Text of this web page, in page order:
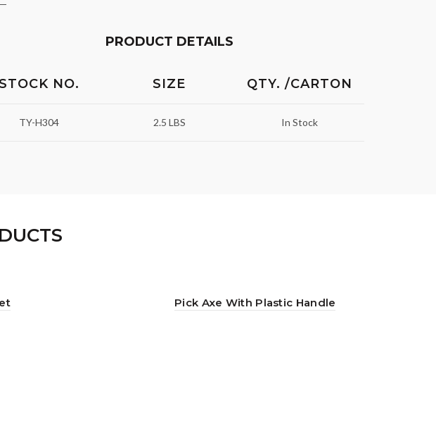
PRODUCT DETAILS
NO. SIZE QTY. /CARTON
TY-H304 2.5 LBS In Stock
Pick Axe With Plastic Handle